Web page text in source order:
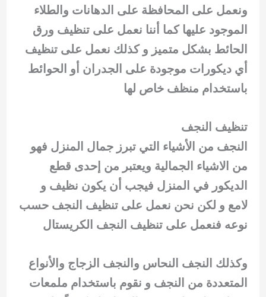
ونعمل على المحافظة على الدهانات والطلاء
الموجود عليها كما أننا نعمل على تنظيف ورق
الحائط بشكل متميز و كذلك نعمل على تنظيف
أي ديكورات موجودة على الجدران أو الحوائط
باستخدام منظف خاص لها
تنظيف النجف
النجف من الأشياء التي تبرز جمال المنزل فهو
من الاشياء الجمالية ويعتبر من إحدى قطع
الديكور في المنزل فيجب أن يكون نظيف و
لامع و لكن نحن نعمل على تنظيف النجف حسب
نوعه فنعمل على تنظيف النجف الكريستال
وكذلك النجف النحاس والنجف الزجاج والأنواع
المتعددة من النجف و نقوم باستخدام ملمعات